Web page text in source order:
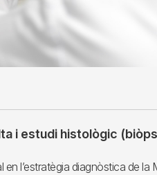
i estudi histològic
en l’estratègia diagnòstica de la